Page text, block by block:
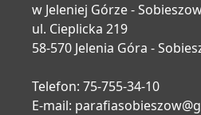
w Jeleniej Górze -
ul. Cieplicka 219
58-570 Jelenia Góra -
Telefon: 75-755-34-10
E-mail: